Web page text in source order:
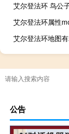
艾尔登法环 鸟公
艾尔登法环属性
艾尔登法环地图
公告